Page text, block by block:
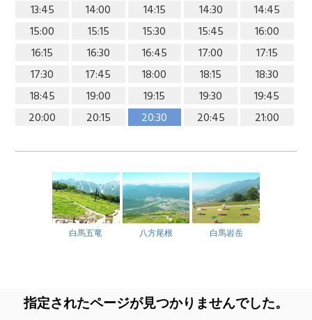
13:45
14:00 14:15 14:30
14:45
15:00
15:15 15:30 15:45
16:00
16:15
16:30 16:45 17:00
17:15
17:30
17:45 18:00 18:15
18:30
18:45
19:00 19:15 19:30
19:45
20:00
20:15 20:30 20:45 21:00
白馬五竜 八方尾根 白馬岩岳